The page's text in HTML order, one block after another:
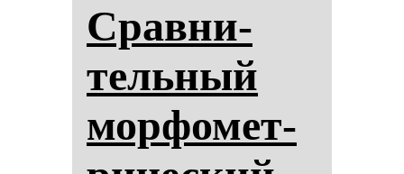
Срав­ни­
тель­ный
мор­фо­мет­